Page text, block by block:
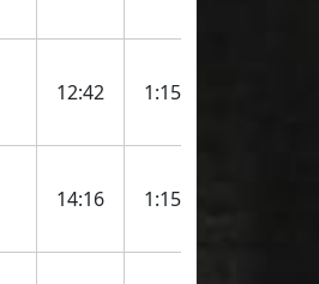
12:42 1:15:21
14:16 1:15:42